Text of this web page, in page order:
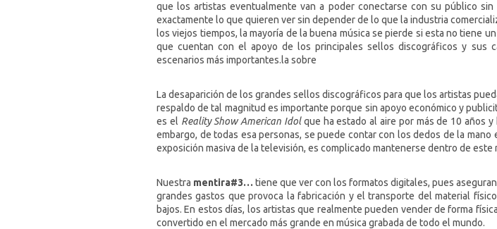
que los artistas eventualmente van a poder conectarse con su público
exactamente lo que quieren ver sin depender de lo que la industria
los viejos tiempos, la mayoría de la buena música se pierde si esta no tiene
que cuentan con el apoyo de los principales sellos discográficos y sus
escenarios más importantes.la sobre
La desaparición de los grandes sellos discográficos para que los artistas
respaldo de tal magnitud es importante porque sin apoyo económico y
es el Reality Show American Idolque ha estado al aire por más de 10 años
embargo, de todas esa personas, se puede contar con los dedos de la
exposición masiva de la televisión, es complicado mantenerse dentro de este
Nuestra mentira#3… tiene que ver con los formatos digitales, pues
grandes gastos que provoca la fabricación y el transporte del material
bajos. En estos días, los artistas que realmente pueden vender de forma
convertido en el mercado más grande en música grabada de todo el mundo.